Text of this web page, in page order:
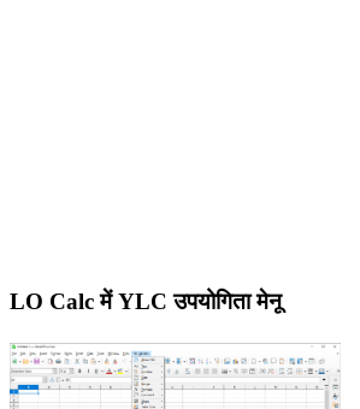
LO Calc में YLC उपयोगिता मेनू